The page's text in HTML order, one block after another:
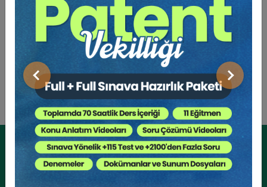
Önceki Sonraki
V. TİCARET HUKUKU KONGRESİ
Eğitim Yapıldı Tekrar Talep Et
Sosyal Medya
Kurumsal Üyelikler İçin